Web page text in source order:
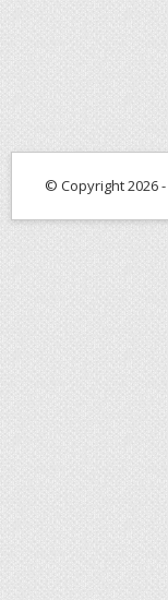
© Copyright 2026 -